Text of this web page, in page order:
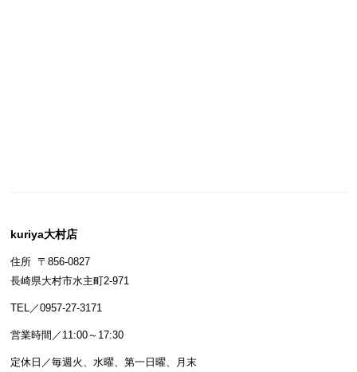
kuriya大村店
住所 〒856-0827
長崎県大村市水主町2-971
TEL／0957-27-3171
営業時間／11:00～17:30
定休日／毎週火、水曜、第一日曜、月末